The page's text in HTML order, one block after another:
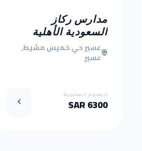
مدارس ركاز
السعودية الأهلية
عسير حي خميس مشيط,
عسير
الرسوم السنوية
6300 SAR